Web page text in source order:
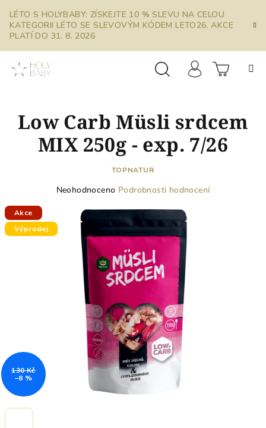
obsah
LÉTO S HOLYBABY: ZÍSKEJTE 10 % SLEVU NA CELOU
KATEGORII LÉTO SE SLEVOVÝM KÓDEM LETO26. AKCE
PLATÍ DO 31. 8. 2026
košík
Low Carb Müsli srdcem
MIX 250g - exp. 7/26
TOPNATUR
Průměrné
produktu
je
0,0
hvězdiček.
Neohodnoceno Podrobnosti hodnocení
Akce
Výprodej
130 Kč
–8 %